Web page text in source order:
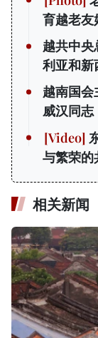
育越老友
越共中央
利亚和新
越南国会
威汉同志
与繁荣的
相关新闻